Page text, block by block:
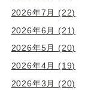
2026年7月 (22)
2026年6月 (21)
2026年5月 (20)
2026年4月 (19)
2026年3月 (20)